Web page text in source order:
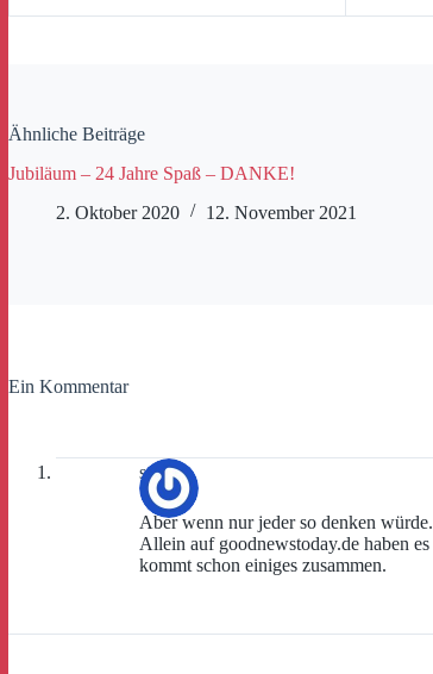
Ähnliche Beiträge
Jubiläum – 24 Jahre Spaß – DANKE!
2. Oktober 2020
12. November 2021
Ein Kommentar
st81
Aber wenn nur jeder so denken
Allein auf goodnewstoday.de haben
kommt schon einiges zusammen.